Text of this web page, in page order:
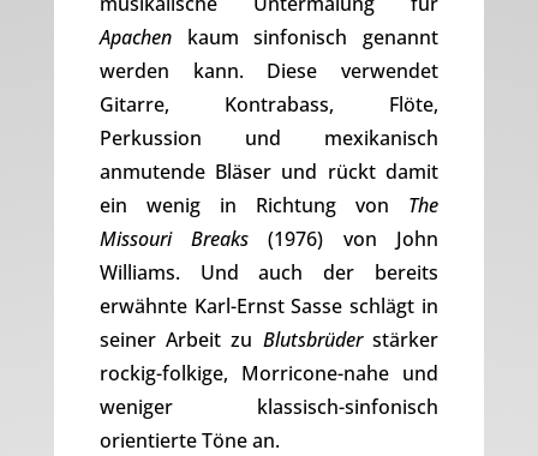
Apachenkaum sinfonisch genannt
werden kann. Diese verwendet
Gitarre, Kontrabass, Flöte,
Perkussion und mexikanisch
anmutende Bläser und rückt damit
ein wenig in Richtung von The
Missouri Breaks (1976) von John
Williams. Und auch der bereits
erwähnte Karl-Ernst Sasse schlägt in
seiner Arbeit zu Blutsbrüderstärker
rockig-folkige, Morricone-nahe und
weniger klassisch-sinfonisch
orientierte Töne an.